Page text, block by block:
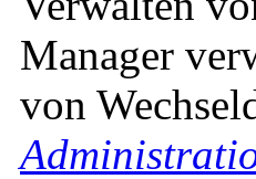
Manager
von